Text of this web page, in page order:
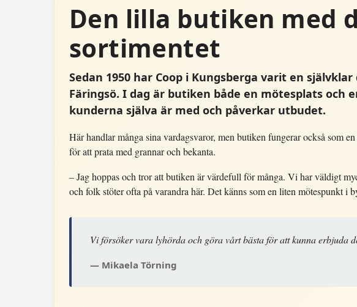
Den lilla butiken med
sortimentet
Sedan 1950 har Coop i Kungsberga varit en
Färingsö. I dag är butiken både en mötesplats och
kunderna själva är med och påverkar utbudet.
Här handlar många sina vardagsvaror, men butiken fungerar också som
för att prata med grannar och bekanta.
– Jag hoppas och tror att butiken är värdefull för många. Vi har väldigt
och folk stöter ofta på varandra här. Det känns som en liten mötespunkt i
Vi försöker vara lyhörda och göra vårt bästa för att kunna erbjuda
Mikaela Törning